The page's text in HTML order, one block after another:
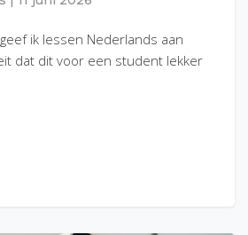
ik lessen Nederlands aan
dat dit voor een student lekker